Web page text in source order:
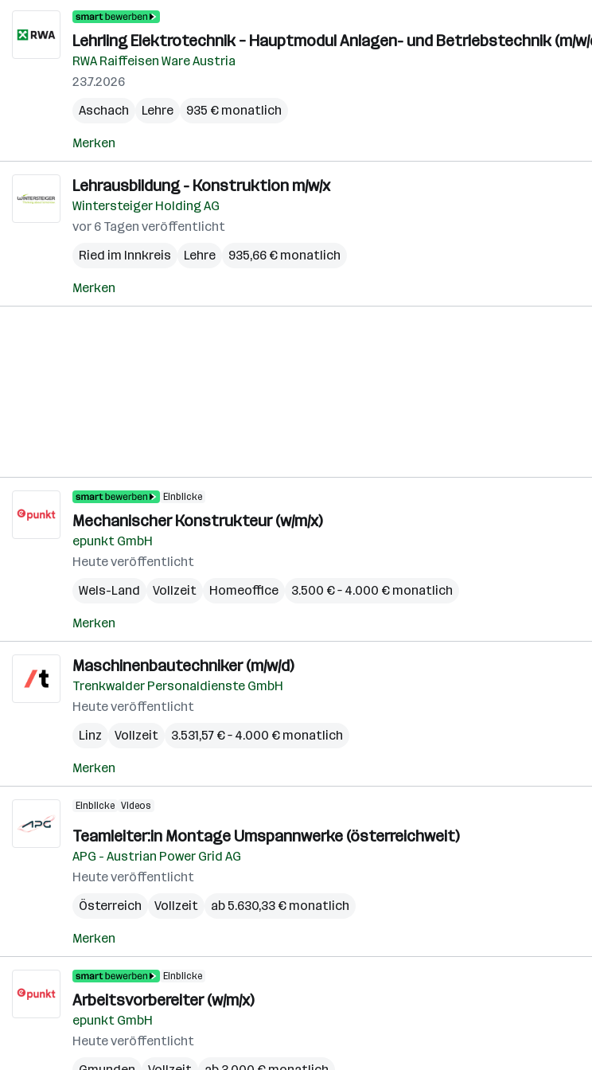
Lehrling Elektrotechnik – Hauptmodul Anlagen- und Betriebstechnik (m/w/
RWA Raiffeisen Ware Austria
23.7.2026
Aschach
Lehre 935 € monatlich
Merken
Lehrausbildung - Konstruktion m/w/x
Wintersteiger Holding AG
vor 6 Tagen veröffentlicht
Ried im Innkreis
Lehre 935,66 € monatlich
Merken
Einblicke
Mechanischer Konstrukteur (w/m/x)
epunkt GmbH
Heute veröffentlicht
Wels-Land
Vollzeit Homeoffice 3.500 € – 4.000 € monatlich
Merken
Maschinenbautechniker (m/w/d)
Trenkwalder Personaldienste GmbH
Heute veröffentlicht
Linz
Vollzeit 3.531,57 € – 4.000 € monatlich
Merken
Einblicke Videos
Teamleiter:in Montage Umspannwerke (österreichweit)
APG - Austrian Power Grid AG
Heute veröffentlicht
Österreich
Vollzeit ab 5.630,33 € monatlich
Merken
Einblicke
Arbeitsvorbereiter (w/m/x)
epunkt GmbH
Heute veröffentlicht